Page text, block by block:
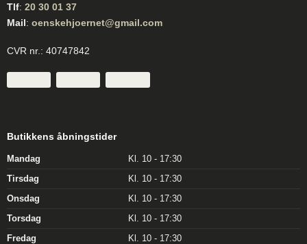
Tlf: 20 30 01 37
Mail: oenskehjoernet@gmail.com
CVR nr.: 40747842
Butikkens åbningstider
Mandag
Kl. 10 - 17:30
Tirsdag
Kl. 10 - 17:30
Onsdag
Kl. 10 - 17:30
Torsdag
Kl. 10 - 17:30
Fredag
Kl. 10 - 17:30